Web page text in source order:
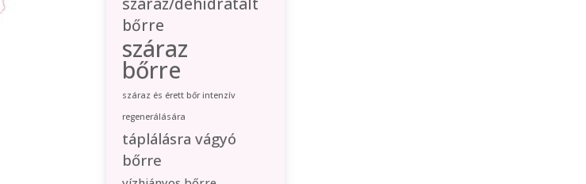
bőrre
száraz
bőrre
száraz és érett bőr intenzív
regenerálására
táplálásra vágyó
bőrre